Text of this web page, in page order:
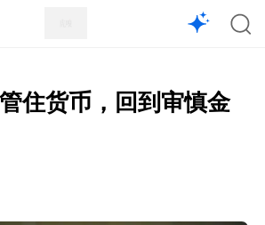
住货币，回到审慎金